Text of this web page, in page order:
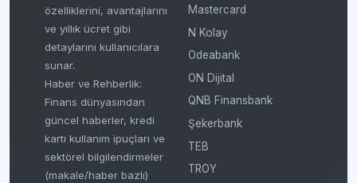
özelliklerini, avantajlarını
ve yıllık ücret gibi
detaylarını kullanıcılara
sunar.
Haber ve Rehberlik:
Finans dünyasından
güncel haberler, kredi
kartı kullanım ipuçları ve
sektörel bilgilendirmeler
(makale/haber bazlı)
Mastercard
N Kolay
Odeabank
ON Dijital
QNB Finansbank
Şekerbank
TEB
TROY